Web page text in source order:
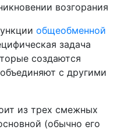
возгорания
общеобменной
задача
создаются
с другими
из трех смежных
(обычно его